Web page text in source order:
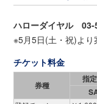
ハローダイヤル 03-
※5月5日(土・祝)より
チケット料金
券種
指